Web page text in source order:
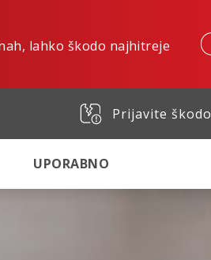
lahko škodo najhitreje
Prijavite škodo
UPORABNO